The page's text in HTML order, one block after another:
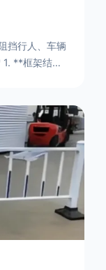
挡行人、车辆
成一个稳定的
一些临时交通
很方便地拼接
单